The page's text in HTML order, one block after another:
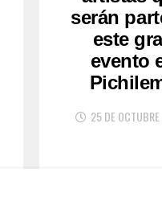
serán
este
evento
25 DE